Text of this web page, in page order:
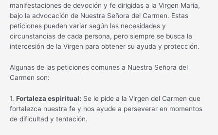
manifestaciones de devoción y fe dirigidas a la Virgen María,
bajo la advocación de Nuestra Señora del Carmen. Estas
peticiones pueden variar según las necesidades y
circunstancias de cada persona, pero siempre se busca la
intercesión de la Virgen para obtener su ayuda y protección.
Algunas de las peticiones comunes a Nuestra Señora del
Carmen son:
1. Fortaleza espiritual: Se le pide a la Virgen del Carmen que
fortalezca nuestra fe y nos ayude a perseverar en momentos
de dificultad y tentación.